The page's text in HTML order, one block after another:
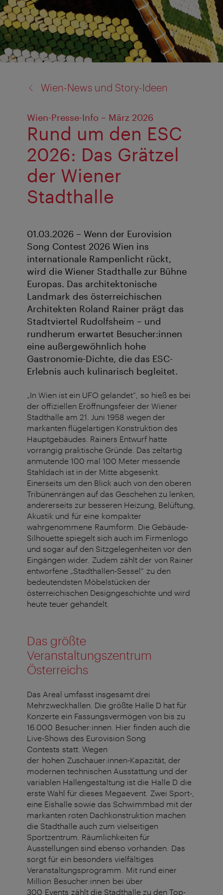
Wien-News und Story-Ideen
Wien-Presse-Info – März 2026
Rund um den ESC
2026: Das Grätzel
der Wiener
Stadthalle
01.03.2026 – Wenn der Eurovision
Song Contest 2026 Wien ins
internationale Rampenlicht rückt,
wird die Wiener Stadthalle zur Bühne
Europas. Das architektonische
Landmark des österreichischen
Architekten Roland Rainer prägt das
Stadtviertel Rudolfsheim – und
rundherum erwartet Besucher:innen
eine außergewöhnlich hohe
Gastronomie-Dichte, die das ESC-
Erlebnis auch kulinarisch begleitet.
„In Wien ist ein UFO gelandet“, so hieß es bei
der offiziellen Eröffnungsfeier der Wiener
Stadthalle am 21. Juni 1958 wegen der
markanten flügelartigen Konstruktion des
Hauptgebäudes. Rainers Entwurf hatte
vorrangig praktische Gründe. Das zeltartig
anmutende 100 mal 100 Meter messende
Stahldach ist in der Mitte abgesenkt.
Einerseits um den Blick auch von den oberen
Tribünenrängen auf das Geschehen zu lenken,
andererseits zur besseren Heizung, Belüftung,
Akustik und für eine kompakter
wahrgenommene Raumform. Die Gebäude-
Silhouette spiegelt sich auch im Firmenlogo
und sogar auf den Sitzgelegenheiten vor den
Eingängen wider. Zudem zählt der von Rainer
entworfene „Stadthallen-Sessel“ zu den
bedeutendsten Möbelstücken der
österreichischen Designgeschichte und wird
heute teuer gehandelt.
Das größte
Veranstaltungszentrum
Österreichs
Das Areal umfasst insgesamt drei
Mehrzweckhallen. Die größte Halle D hat für
Konzerte ein Fassungsvermögen von bis zu
16.000 Besucher:innen. Hier finden auch die
Live-Shows des Eurovision Song
Contests statt. Wegen
der hohen Zuschauer:innen-Kapazität, der
modernen technischen Ausstattung und der
variablen Hallengestaltung ist die Halle D die
erste Wahl für dieses Megaevent. Zwei Sport-,
eine Eishalle sowie das Schwimmbad mit der
markanten roten Dachkonstruktion machen
die Stadthalle auch zum vielseitigen
Sportzentrum. Räumlichkeiten für
Ausstellungen sind ebenso vorhanden. Das
sorgt für ein besonders vielfältiges
Veranstaltungsprogramm. Mit rund einer
Million Besucher:innen bei über
300 Events zählt die Stadthalle zu den Top-